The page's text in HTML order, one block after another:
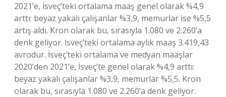
2021’e, İsveç’teki ortalama maaş genel olarak %4,9
arttı: beyaz yakalı çalışanlar %3,9, memurlar ise %5,5
artış aldı. Kron olarak bu, sırasıyla 1.080 ve 2.260’a
denk geliyor. İsveç’teki ortalama aylık maaş 3.419,43
avrodur. İsveç’teki ortalama ve medyan maaşlar
2020’den 2021’e, İsveç’te genel olarak %4,9 arttı:
beyaz yakalı çalışanlar %3,9, memurlar %5,5. Kron
olarak bu, sırasıyla 1.080 ve 2.260’a denk geliyor.